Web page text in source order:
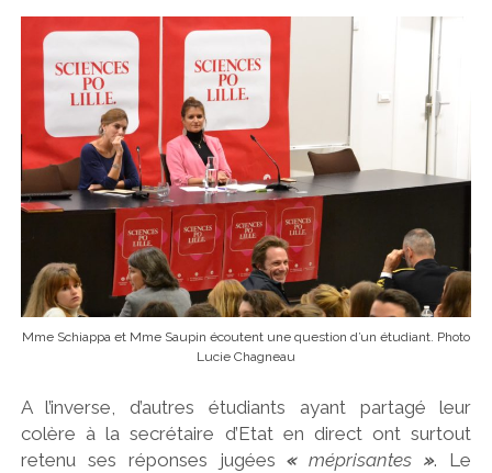
Mme Schiappa et Mme Saupin écoutent une question d’un étudiant. Photo
Lucie Chagneau
A l’inverse, d’autres étudiants ayant partagé leur
colère à la secrétaire d’Etat en direct ont surtout
retenu ses réponses jugées«méprisantes». Le